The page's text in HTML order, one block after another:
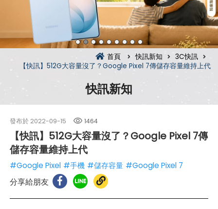
首頁 快訊新知
3C快訊
【快訊】512G大容量沒了？Google Pixel 7傳儲存容量維持上代
快訊新知
發布於 2022-09-15 1464
【快訊】512G大容量沒了？Google Pixel 7傳
儲存容量維持上代
#Google Pixel #手機 #儲存容量 #Google Pixel 7
分享給朋友